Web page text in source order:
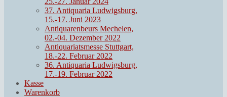
37. Antiquaria Ludwigsburg,
15.-17. Juni 2023
Antiquarenbeurs Mechelen,
02.-04. Dezember 2022
Antiquariatsmesse Stuttgart,
18.-22. Februar 2022
36. Antiquaria Ludwigsburg,
17.-19. Februar 2022
Kasse
Warenkorb